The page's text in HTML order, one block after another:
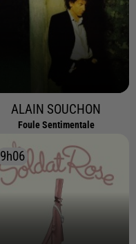
ALAIN SOUCHON
Foule Sentimentale
9h06
9h06